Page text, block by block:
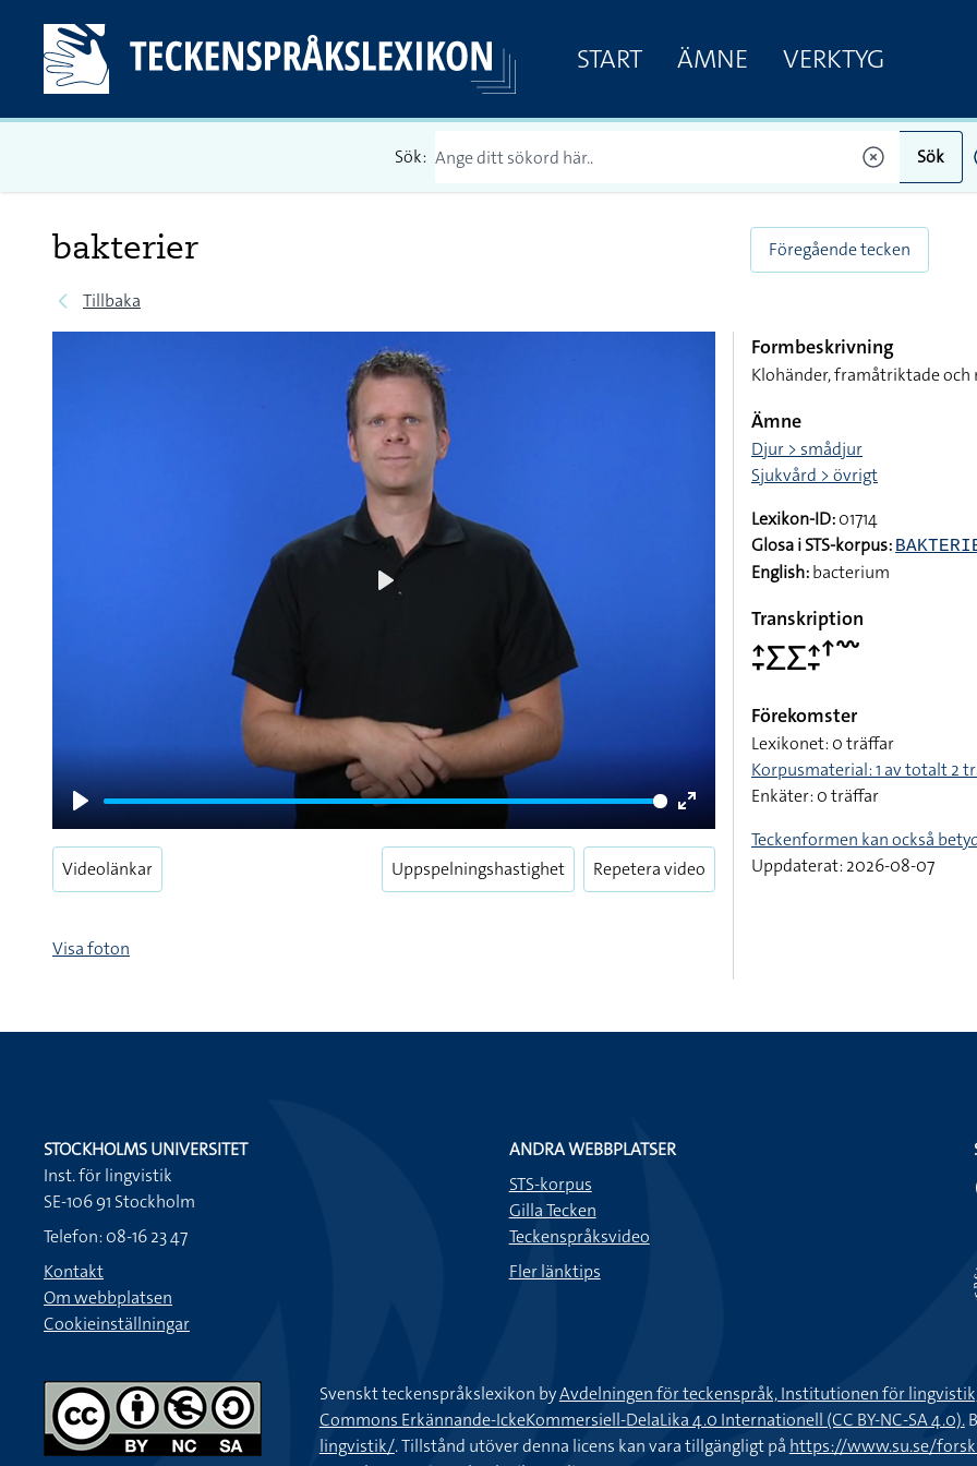
START ÄMNE VERKTYG
Sök: Sök
bakterier
Tillbaka
Föregående tecken
Play
Enter
fullscreen
Videolänkar Uppspelningshastighet Repetera video
Visa foton
Formbeskrivning
Klohänder, framåtriktade
Ämne
Djur > smådjur
Sjukvård > övrigt
Lexikon-ID:01714
Glosa i STS-korpus:
English:bacterium
Transkription
􌤴􌥙􌤥􌤥􌤴􌥙􌦃􌥳
Förekomster
Lexikonet: 0 träffar
Korpusmaterial: 1 av totalt 2
Enkäter: 0 träffar
Teckenformen kan också
Uppdaterat: 2026-08-07
STOCKHOLMS UNIVERSITET
Inst. för lingvistik
SE-106 91 Stockholm
Telefon: 08-16 23 47
Kontakt
Om webbplatsen
Cookieinställningar
ANDRA WEBBPLATSER
STS-korpus
Gilla Tecken
Teckenspråksvideo
Fler länktips
Svenskt teckenspråkslexikon byAvdelningen för teckenspråk, Institutionen för
Commons Erkännande-IckeKommersiell-DelaLika 4.0 Internationell (CC BY-NC-SA 4.0).
lingvistik/. Tillstånd utöver denna licens kan vara tillgängligt på https://www.su.se/